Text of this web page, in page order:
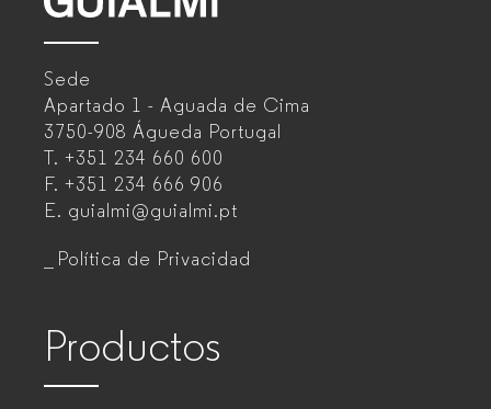
Sede
Apartado 1 - Aguada de Cima
3750-908 Águeda Portugal
T. +351 234 660 600
F. +351 234 666 906
E. guialmi@guialmi.pt
Política de Privacidad
Productos